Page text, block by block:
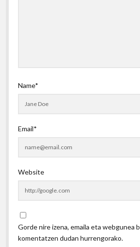
Name*
Email*
Website
Gorde nire izena, emaila eta webgunea
komentatzen dudan hurrengorako.